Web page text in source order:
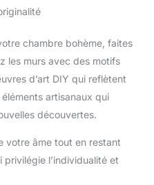
chambre bohème, faites
les murs avec des motifs
d’art DIY qui reflètent
artisanaux qui
découvertes.
votre âme tout en restant
privilégie l’individualité et